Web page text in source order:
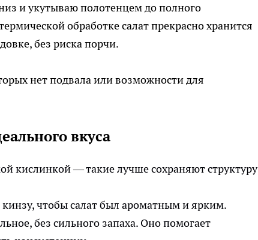
и укутываю полотенцем до полного
обработке салат прекрасно хранится
без риска порчи.
нет подвала или возможности для
вкуса
кислинкой — такие лучше сохраняют структуру
чтобы салат был ароматным и ярким.
без сильного запаха. Оно помогает